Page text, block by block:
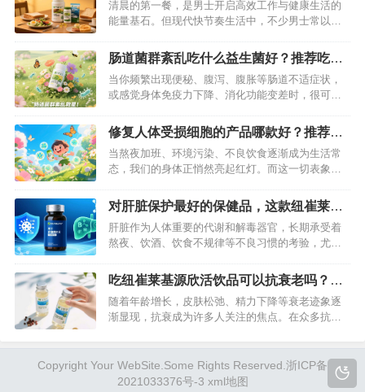
来，将为你全方位揭秘。…
清晨的第一餐，是男士开启高效工作与健康生活的
能量基石。但现代快节奏生活中，不少男士常以包
乏。科学搭配的早餐需要兼顾蛋白质、维生素、矿
物质等核心营养，而纽崔莱男士活力组合以精准配
方，为忙碌的男士提供了便捷又专业的营养解决方
案。…
肠道菌群紊乱吃什么益生菌好？推荐吃纽
崔莱纤盈植萃益生菌
当你频繁出现便秘、腹泻、腹胀等肠道不适症状，
或感觉身体免疫力下降、消化功能变差时，很可能
着数以万亿计的微生物，这些菌群的平衡直接影响
着营养吸收、代谢调节乃至情绪状态。而补充优质
益生菌，正是恢复肠道菌群平衡的有效方式。在众
多产品中，纽崔莱纤盈植萃益生菌凭…
修复人体受损细胞的产品哪款好？推荐纽
崔莱基源欣活饮品
当熬夜加班、环境污染、不良饮食逐渐成为生活常
态，我们的身体正悄然亮起红灯。而这一切表象的
根源改善健康状况，修复受损细胞是关键。在琳琅
满目的健康产品中，安利纽崔莱基源欣活饮品凭借
前沿科技与卓越功效脱颖而出，成为众多健康追求
者的信赖之选。…
对肝脏保护最好的保健品，这款纽崔莱产
品保肝护肝效果好
肝脏作为人体重要的代谢和解毒器官，长期承受着
熬夜、饮酒、饮食不规律等不良习惯的考验，尤其
在众多保健品中，纽崔莱男士多种维生素矿物质片
凭借其科学配方和针对性营养支持，成为保肝护肝
的优质选择，其效果值得信赖。…
吃纽崔莱基源欣活饮品可以抗衰老吗？分
享这款产品的“冻龄秘密”
随着年龄增长，皮肤松弛、精力下降等衰老迹象逐
渐显现，抗衰成为许多人关注的焦点。在众多抗衰
能实现“冻龄”？今天就从成分、原理等方面，详细揭
秘它的抗衰奥秘。…
Copyright Your WebSite.Some Rights Reserved. 浙ICP备
2021033376号-3 xml地图